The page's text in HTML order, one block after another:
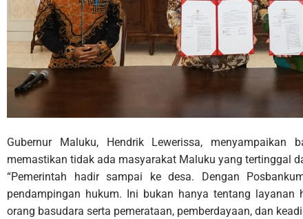
Gubernur Maluku, Hendrik Lewerissa, menyampaikan
memastikan tidak ada masyarakat Maluku yang tertinggal
“Pemerintah hadir sampai ke desa. Dengan
pendampingan hukum. Ini bukan hanya tentang
orang basudara serta pemerataan, pemberdayaan, dan